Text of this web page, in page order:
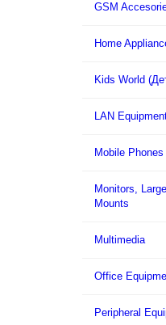
GSM
Home
Kids World
LAN
Mobile Phones
Monitors,
Mounts
Multimedia
Office
Peripheral